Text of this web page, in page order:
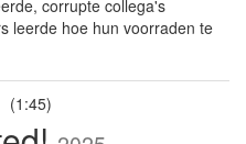
corrupte collega's
leerde hoe hun voorraden te
(1:45)